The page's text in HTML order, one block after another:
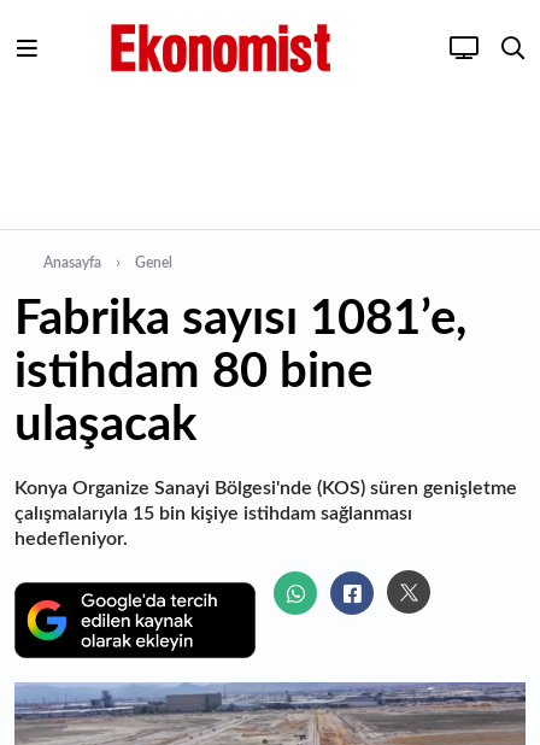
Anasayfa Genel
Fabrika sayısı 1081’e,
istihdam 80 bine
ulaşacak
Konya Organize Sanayi Bölgesi'nde (KOS) süren genişletme
çalışmalarıyla 15 bin kişiye istihdam sağlanması
hedefleniyor.